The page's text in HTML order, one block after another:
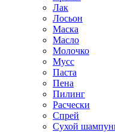
Лак
Лосьон
Маска
Масло
Молочко
Мусс
Паста
Пена
Пилинг
Расчески
Спрей
Сухой